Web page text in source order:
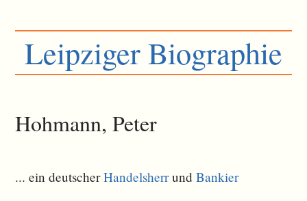
Leipziger Biographie
Hohmann, Peter
... ein deutscherHandelsherrundBankier